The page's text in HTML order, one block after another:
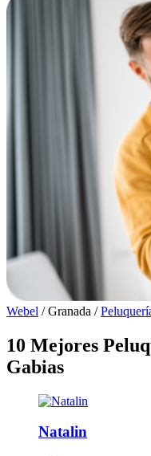
Webel / Granada /
10 Mejores
Gabias
Natalin